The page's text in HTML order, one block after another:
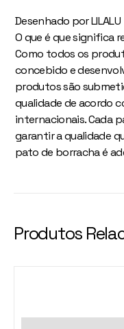
Desenhado por LILALU
O que é que significa
Como todos os
concebido e
produtos são
qualidade de acordo
internacionais. Cada
garantir a qualidade
pato de borracha é
Produtos